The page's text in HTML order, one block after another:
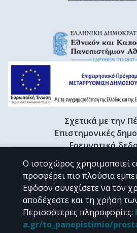
Σχετικά με την
Επιστημονικές
Ερευνητικά
Διδακτορικές διατριβές &
Προφίλ
CC
Ο ιστοχώρος χρησιμοποιεί
προσφέρει πιο πλούσια
Εφόσον συνεχίσετε να τον
αποδέχεστε και τη χρήση
Περισσότερες πληροφορίες:
a.gr/to_panepistimio/